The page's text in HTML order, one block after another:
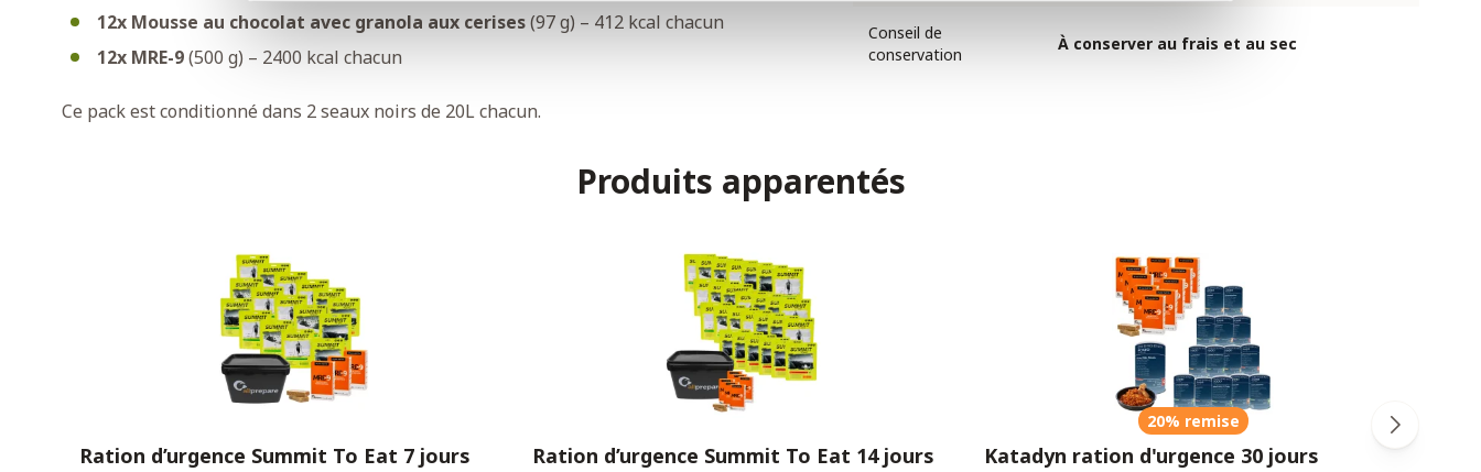
12x Mousse au chocolat avec granola aux cerises(97 g) – 412 kcal chacun
12x MRE-9(500 g) – 2400 kcal chacun
Ce pack est conditionné dans 2 seaux noirs de 20L chacun.
Conseil de
conservation
À conserver au frais et au sec
Produits apparentés
Ration d’urgence Summit To Eat 7 jours Ration d’urgence Summit To Eat 14 jours
20% remise
Katadyn ration d'urgence 30 jours